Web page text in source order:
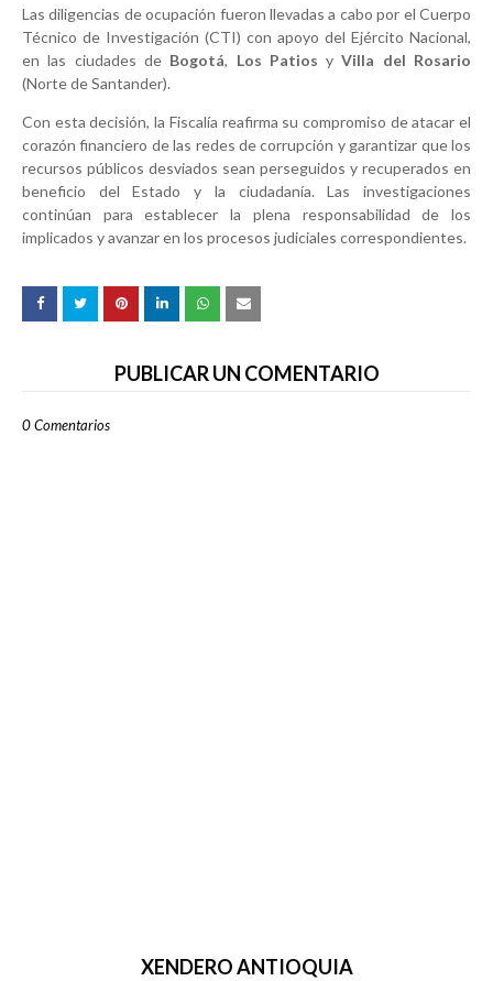
Las diligencias de ocupación fueron llevadas a cabo por el Cuerpo
Técnico de Investigación (CTI) con apoyo del Ejército Nacional,
en las ciudades de Bogotá, Los Patios yVilla del Rosario
(Norte de Santander).
Con esta decisión, la Fiscalía reafirma su compromiso de atacar el
corazón financiero de las redes de corrupción y garantizar que los
recursos públicos desviados sean perseguidos y recuperados en
beneficio del Estado y la ciudadanía. Las investigaciones
continúan para establecer la plena responsabilidad de los
implicados y avanzar en los procesos judiciales correspondientes.
PUBLICAR UN COMENTARIO
0 Comentarios
XENDERO ANTIOQUIA